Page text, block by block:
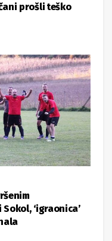
prošli teško
‘igraonica’